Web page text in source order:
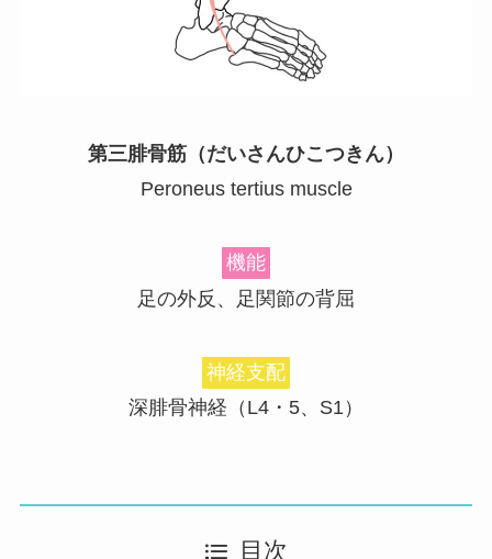
第三腓骨筋（だいさんひこつきん）
Peroneus tertius muscle
機能
足の外反、足関節の背屈
神経支配
深腓骨神経（L4・5、S1）
目次